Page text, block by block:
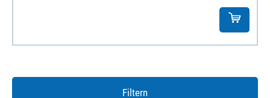
Filtern